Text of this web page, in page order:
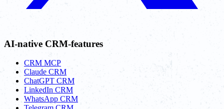
AI-native CRM-features
CRM MCP
Claude CRM
ChatGPT CRM
LinkedIn CRM
WhatsApp CRM